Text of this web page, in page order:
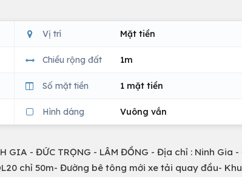
Vị trí Mặt tiền
Chiều rộng đất 1m
Số mặt tiền 1 mặt tiền
Hình dáng Vuông vắn
GIA - ĐỨC TRỌNG - LÂM ĐỒNG - Địa chỉ : Ninh Gia
chỉ 50m- Đường bê tông mới xe tải quay đầu-